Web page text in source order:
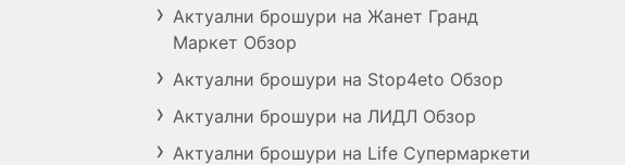
Актуални брошури на Жанет Гранд
Маркет Обзор
Актуални брошури на Stop4eto Обзор
Актуални брошури на ЛИДЛ Обзор
Актуални брошури на Life Супермаркети